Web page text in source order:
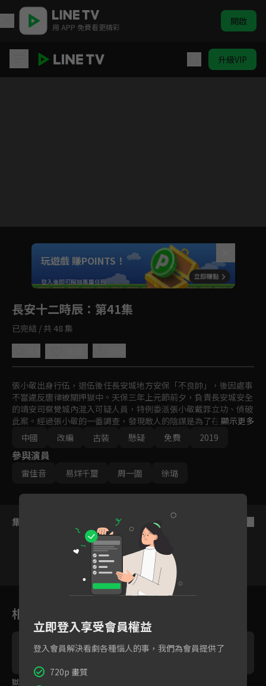
用 APP 免費看更精彩 開啟
升級VIP
Unmute
如有不便請見諒
玩遊戲 賺POINTS！
登入後即可解鎖專屬任務
長安十二時辰 ：第41集
已完結 / 共 48 集
張小敬出身行伍，退伍後任長安城地方安保「不良帥」，後因處事
不當違反唐律被關押獄中。天保三年上元節前夕，負責長安城安全
的靖安司察覺城內混入可疑人員，特例委派張小敬戴罪立功、偵破
此案。經過張小敬的一番調查，發現敵人的陰謀是為了在上元節晚
上的集會中製造混亂，在調查與追捕中，張小敬還發現靖安司中有
敵人的內應，他一次次的鬥智鬥勇，在最後關頭揭穿了背後主謀，
阻止了破壞發生，解救了長安城裡的黎民百姓。
顯示更多
中國
改編 古裝 懸疑 免費 2019
參與演員
雷佳音 易烊千璽 周一圍 徐璐
集數列表
40 41 42
相關花絮
獄中結識人體活百科，
立即登入享受會員權益
登入會員解決看劇各種惱人的事，我們為會員提供了
720p 畫質